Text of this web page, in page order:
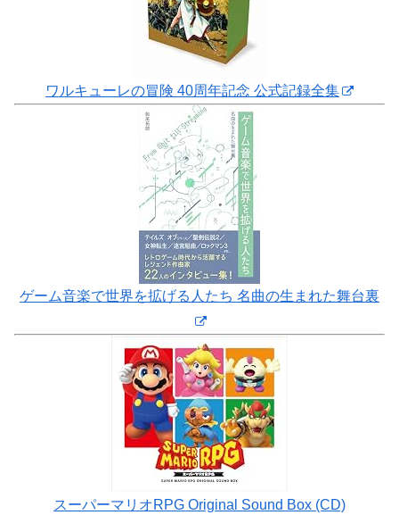
ワルキューレの冒険 40周年記念 公式記録全集
ゲーム音楽で世界を拡げる人たち 名曲の生まれた舞台裏
スーパーマリオRPG Original Sound Box (CD)